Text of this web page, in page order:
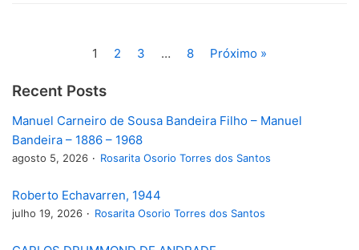
1 2 3 … 8 Próximo »
Recent Posts
Manuel Carneiro de Sousa Bandeira Filho – Manuel
Bandeira – 1886 – 1968
agosto 5, 2026 Rosarita Osorio Torres dos Santos
Roberto Echavarren, 1944
julho 19, 2026 Rosarita Osorio Torres dos Santos